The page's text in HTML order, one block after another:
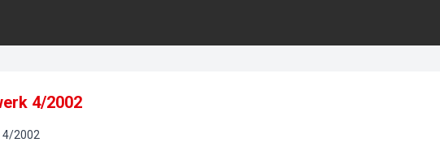
4/2002
4/2002